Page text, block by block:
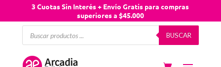
3 Cuotas Sin Interés + Envío Gratis para compras
superiores a $45.000
Búsqueda
productos
BUSCAR